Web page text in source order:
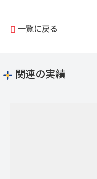
一覧に戻る
関連の実績